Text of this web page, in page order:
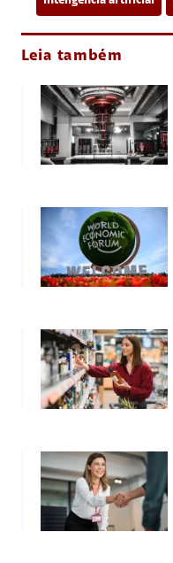
Leia também